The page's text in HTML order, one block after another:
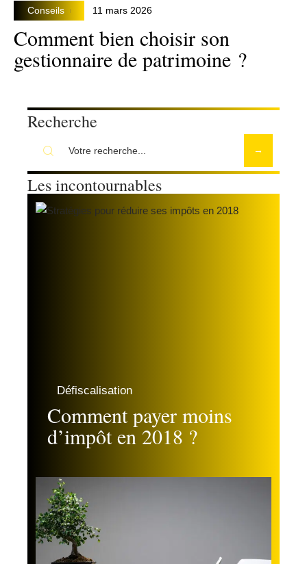
Conseils 11 mars 2026
Comment bien choisir son
gestionnaire de patrimoine ?
Recherche
Les incontournables
Défiscalisation
Comment payer moins
d’impôt en 2018 ?